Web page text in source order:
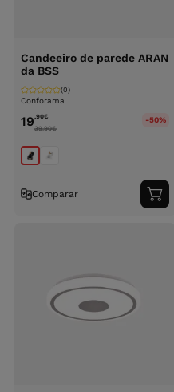
Candeeiro de parede ARAN
da BSS
Conforama
(0)
19,90€
39.90€
-50%
Comparar
ao